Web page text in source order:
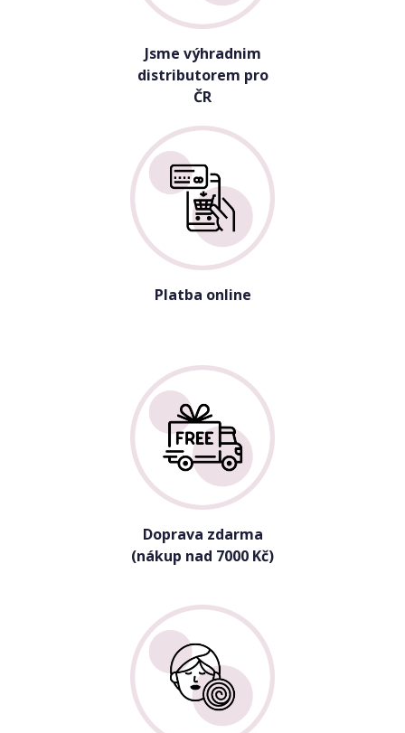
Jsme výhradnim
distributorem pro
ČR
Platba online
Doprava zdarma
(nákup nad 7000 Kč)